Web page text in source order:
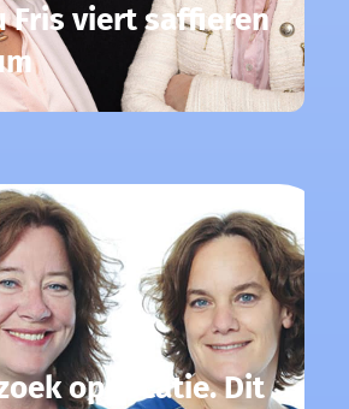
Fris viert saffieren
op locatie. Dit